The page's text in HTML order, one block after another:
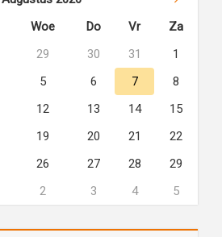
Woe Do Vr
Za
29 30 31
1
5 6 7
8
12 13 14
15
19 20 21
22
26 27 28
29
2 3 4 5